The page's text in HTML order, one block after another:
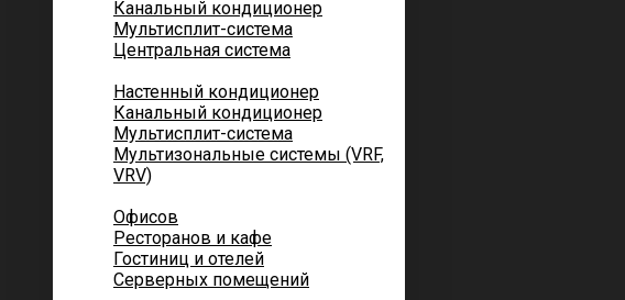
Канальный кондиционер
Мультисплит-система
Центральная система
Настенный кондиционер
Канальный кондиционер
Мультисплит-система
Мультизональные системы (VRF,
VRV)
Офисов
Ресторанов и кафе
Гостиниц и отелей
Серверных помещений